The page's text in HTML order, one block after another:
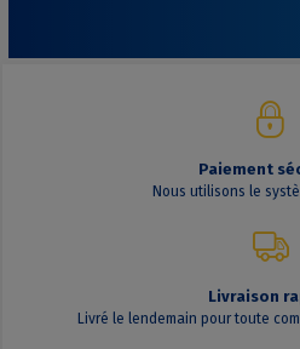
Paiement
Nous utilisons le
Livraison
Livré le lendemain pour toute